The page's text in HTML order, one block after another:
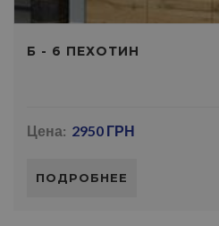
Б - 6 ПЕХОТИН
Цена: 2950 ГРН
ПОДРОБНЕЕ